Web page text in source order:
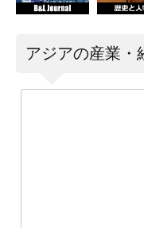
アジアの産業・